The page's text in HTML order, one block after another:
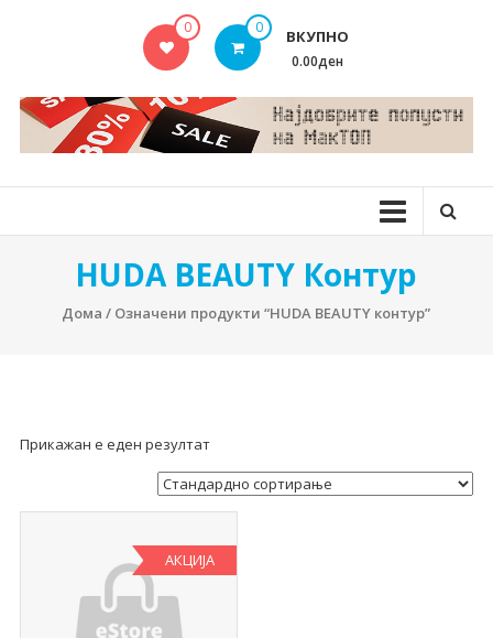
MAKTOP.MK
0 0 ВКУПНО
0.00ден
HUDA BEAUTY Контур
Дома / Означени продукти “HUDA BEAUTY контур”
Прикажан е еден резултат
АКЦИЈА